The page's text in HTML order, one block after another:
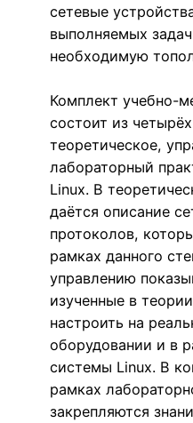
сетевые
выполняемых
необходимую
Комплект учебно-
состоит из
теоретическое,
лабораторный
Linux. В
даётся описание
протоколов,
рамках данного
управлению
изученные в
настроить на
оборудовании и в
системы Linux. В
рамках
закрепляются